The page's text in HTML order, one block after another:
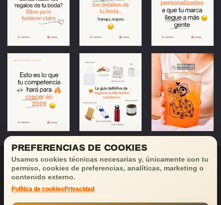
PREFERENCIAS DE COOKIES
Usamos cookies técnicas necesarias y, únicamente con tu
permiso, cookies de preferencias, analíticas, marketing o
contenido externo.
Política de cookies Privacidad